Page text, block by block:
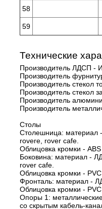
58
59
Технические
Производитель ЛДСП -
Производитель
Производитель стекол
Производитель стекол
Производитель
Производитель
Столы
Столешница:
rovere, rover cafe.
Облицовка кромки -
Боковина: материал -
rover cafe.
Облицовка кромки -
Фронталь: материал -
Облицовка кромки -
Опоры 1:
со скрытым кабель-